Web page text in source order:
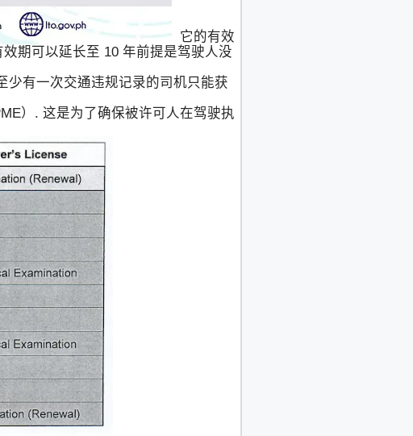
它的有效
期可以延长至 10 年前提是驾驶人没
少有一次交通违规记录的司机只能获
）. 这是为了确保被许可人在驾驶执